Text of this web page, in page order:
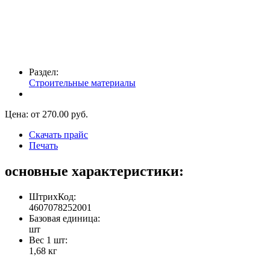
Раздел:
Строительные материалы
Цена: от 270.00 руб.
Скачать прайс
Печать
основные характеристики:
ШтрихКод:
4607078252001
Базовая единица:
шт
Вес 1 шт:
1,68 кг